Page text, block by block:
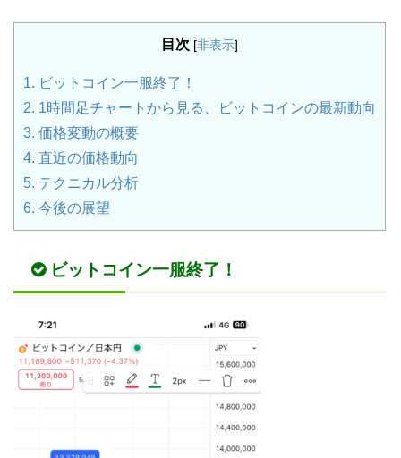
目次 [非表示]
1. ビットコイン一服終了！
2. 1時間足チャートから見る、ビットコインの最新動向
3. 価格変動の概要
4. 直近の価格動向
5. テクニカル分析
6. 今後の展望
ビットコイン一服終了！